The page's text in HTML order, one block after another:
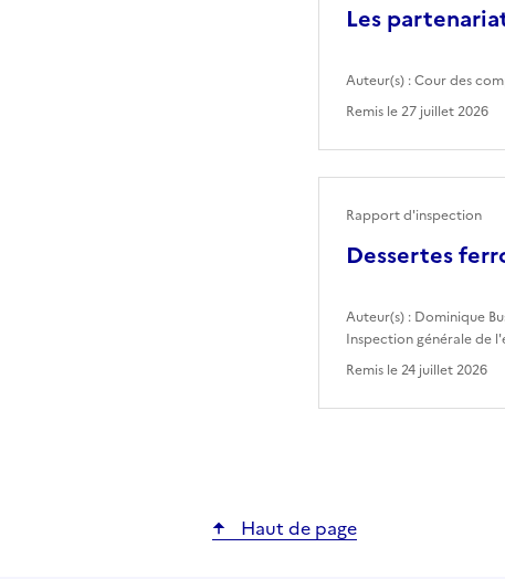
Les
Auteur(s) :Cour des
Remis le27 juillet 2026
Dessertes
Rapport d'inspection
Auteur(s) : Dominique
Inspection générale de
Remis le24 juillet 2026
Haut de page